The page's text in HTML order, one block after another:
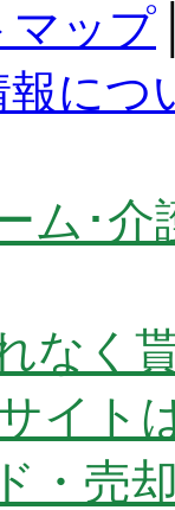
マップ
報につ
ム･
なく
イト
・売